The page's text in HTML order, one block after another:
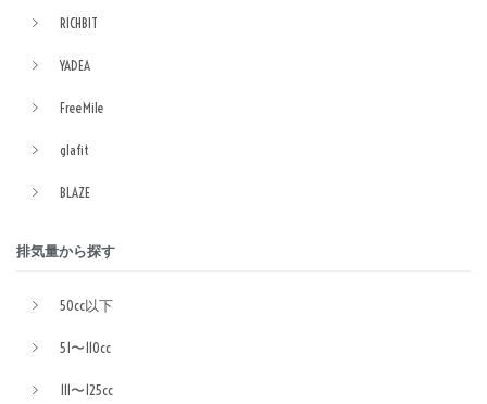
RICHBIT
YADEA
FreeMile
glafit
BLAZE
排気量から探す
50cc以下
51〜110cc
111〜125cc